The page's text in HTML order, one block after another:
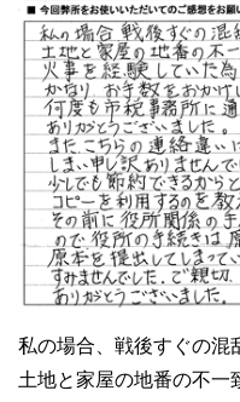
私の場合、戦後すぐの混
土地と家屋の地番の不一